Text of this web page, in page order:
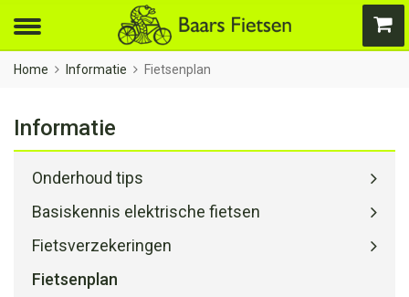
Home Informatie Fietsenplan
Informatie
Onderhoud tips
Basiskennis elektrische fietsen
Fietsverzekeringen
Fietsenplan